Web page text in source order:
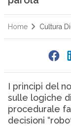
Home Cultura
I principi del
sulle logiche
procedurale
decisioni